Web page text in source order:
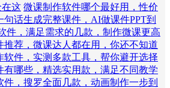
这 微课制作软件哪个最好用，性价
句话生成完整课件，AI做课件PPT到
件，满足需求的几款，制作微课更高
推荐，微课达人都在用，你还不知道
软件，实测多款工具，帮你避开选择
有哪些，精选实用款，满足不同教学
件，搜罗全面几款，动画制作一步到